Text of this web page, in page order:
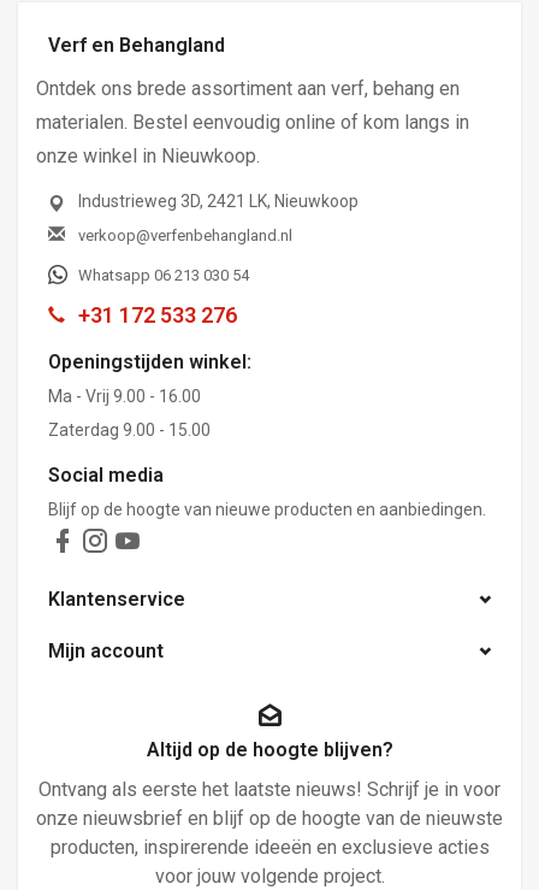
Verf en Behangland
Ontdek ons brede assortiment aan verf, behang en
materialen. Bestel eenvoudig online of kom langs in
onze winkel in Nieuwkoop.
Industrieweg 3D, 2421 LK, Nieuwkoop
verkoop@verfenbehangland.nl
Whatsapp 06 213 030 54
+31 172 533 276
Openingstijden winkel:
Ma - Vrij 9.00 - 16.00
Zaterdag 9.00 - 15.00
Social media
Blijf op de hoogte van nieuwe producten en aanbiedingen.
Klantenservice
Mijn account
Altijd op de hoogte blijven?
Ontvang als eerste het laatste nieuws! Schrijf je in voor
onze nieuwsbrief en blijf op de hoogte van de nieuwste
producten, inspirerende ideeën en exclusieve acties
voor jouw volgende project.